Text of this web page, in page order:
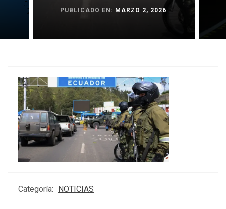
PUBLICADO EN: MARZO 2, 2026
Categoría: NOTICIAS